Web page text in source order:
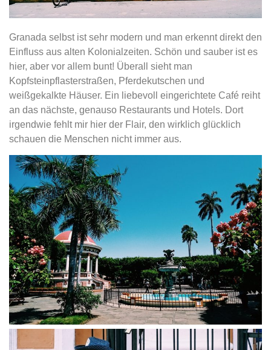
Granada selbst ist sehr modern und man erkennt direkt den
Einfluss aus alten Kolonialzeiten. Schön und sauber ist es
hier, aber vor allem bunt! Überall sieht man
Kopfsteinpflasterstraßen, Pferdekutschen und
weißgekalkte Häuser. Ein liebevoll eingerichtete Café reiht
an das nächste, genauso Restaurants und Hotels. Dort
irgendwie fehlt mir hier der Flair, den wirklich glücklich
schauen die Menschen nicht immer aus.